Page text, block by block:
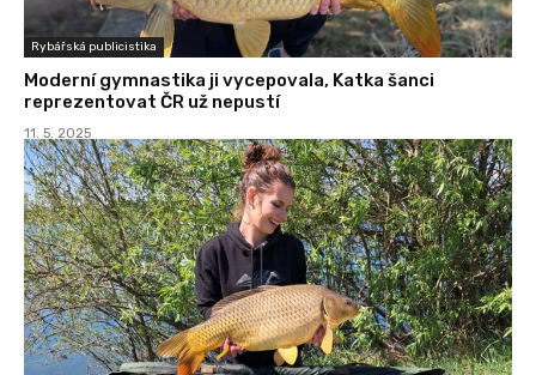
Rybářská publicistika
Moderní gymnastika ji vycepovala, Katka šanci
reprezentovat ČR už nepustí
11. 5. 2025